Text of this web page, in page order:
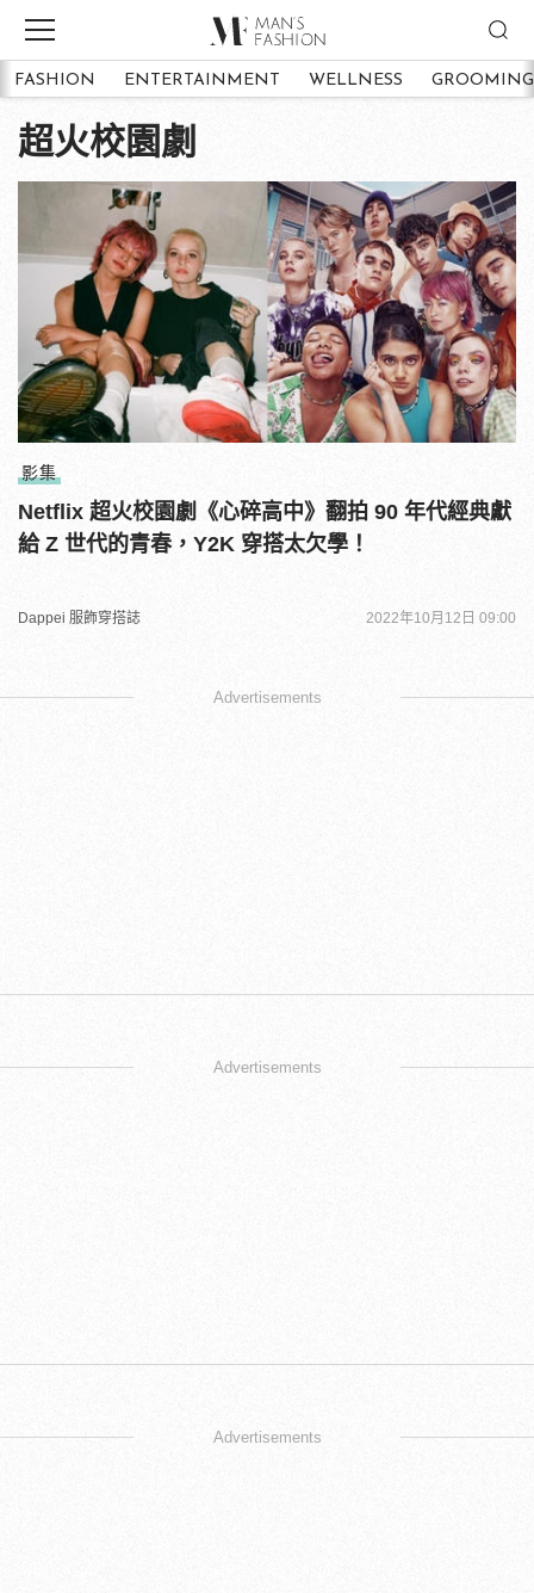
FASHION ENTERTAINMENT WELLNESS GROOMING
超火校園劇
影集
Netflix 超火校園劇《心碎高中》翻拍 90 年代經典獻
給 Z 世代的青春，Y2K 穿搭太欠學！
Dappei 服飾穿搭誌 2022年10月12日 09:00
Advertisements
Advertisements
Advertisements